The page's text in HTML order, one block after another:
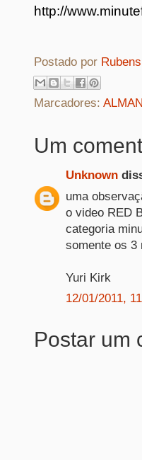
http://
Postado por
Marcadores:
Um
Unknown
uma
o video RED
categoria
somente os 3
Yuri Kirk
12/01/2011,
Postar um